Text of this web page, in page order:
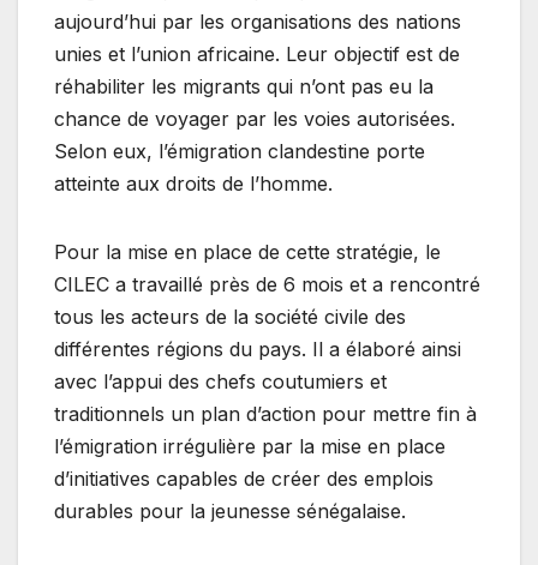
aujourd’hui par les organisations des nations
unies et l’union africaine. Leur objectif est de
réhabiliter les migrants qui n’ont pas eu la
chance de voyager par les voies autorisées.
Selon eux, l’émigration clandestine porte
atteinte aux droits de l’homme.
Pour la mise en place de cette stratégie, le
CILEC a travaillé près de 6 mois et a rencontré
tous les acteurs de la société civile des
différentes régions du pays. Il a élaboré ainsi
avec l’appui des chefs coutumiers et
traditionnels un plan d’action pour mettre fin à
l’émigration irrégulière par la mise en place
d’initiatives capables de créer des emplois
durables pour la jeunesse sénégalaise.